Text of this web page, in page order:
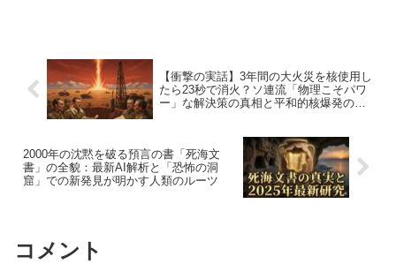
【衝撃の実話】3年間の大火災を核使用し
たら23秒で消火？ソ連流「物理こそパワ
ー」な解決策の真相と平和的核爆発の光
2000年の沈黙を破る預言の書「死海文
書」の全貌：最新AI解析と「恐怖の洞
窟」での新発見が明かす人類のルーツ
コメント